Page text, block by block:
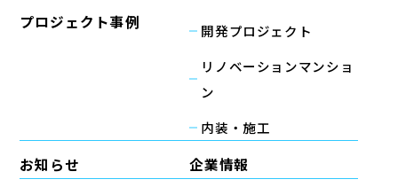
プロジェクト事例
開発プロジェクト
リノベーションマンショ
ン
内装・施工
お知らせ
企業情報